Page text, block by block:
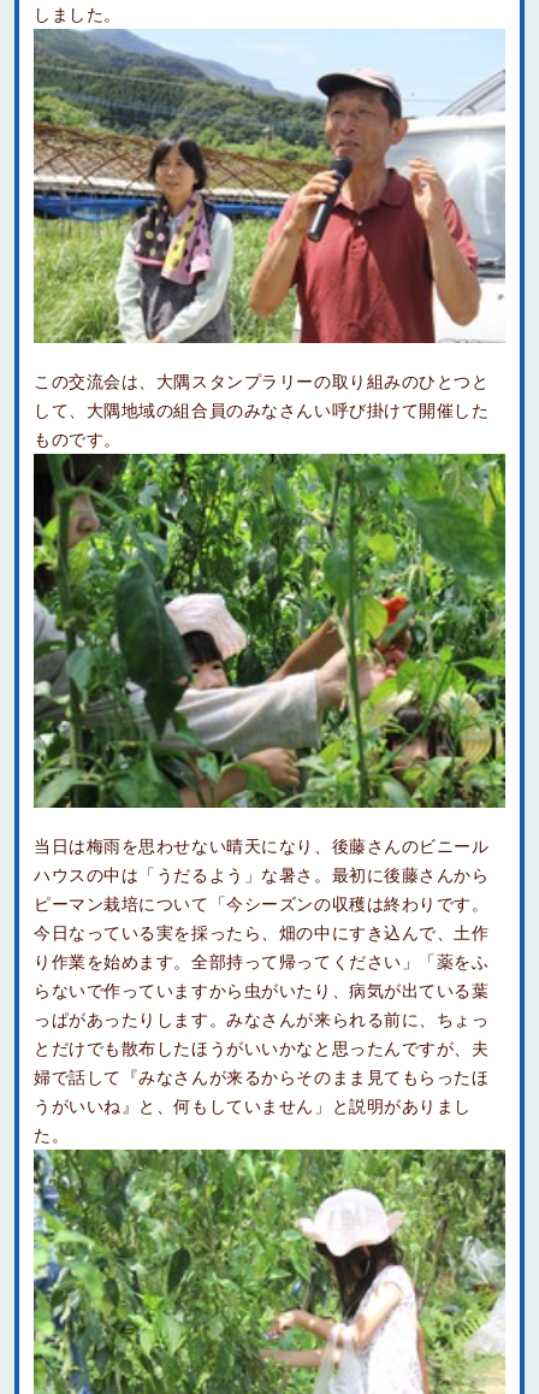
しました。
この交流会は、大隅スタンプラリーの取り組みのひとつと
して、大隅地域の組合員のみなさんい呼び掛けて開催した
ものです。
当日は梅雨を思わせない晴天になり、後藤さんのビニール
ハウスの中は「うだるよう」な暑さ。最初に後藤さんから
ピーマン栽培について「今シーズンの収穫は終わりです。
今日なっている実を採ったら、畑の中にすき込んで、土作
り作業を始めます。全部持って帰ってください」「薬をふ
らないで作っていますから虫がいたり、病気が出ている葉
っぱがあったりします。みなさんが来られる前に、ちょっ
とだけでも散布したほうがいいかなと思ったんですが、夫
婦で話して『みなさんが来るからそのまま見てもらったほ
うがいいね』と、何もしていません」と説明がありまし
た。